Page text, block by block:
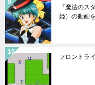
『魔法の
姫）の動画
フロントラ